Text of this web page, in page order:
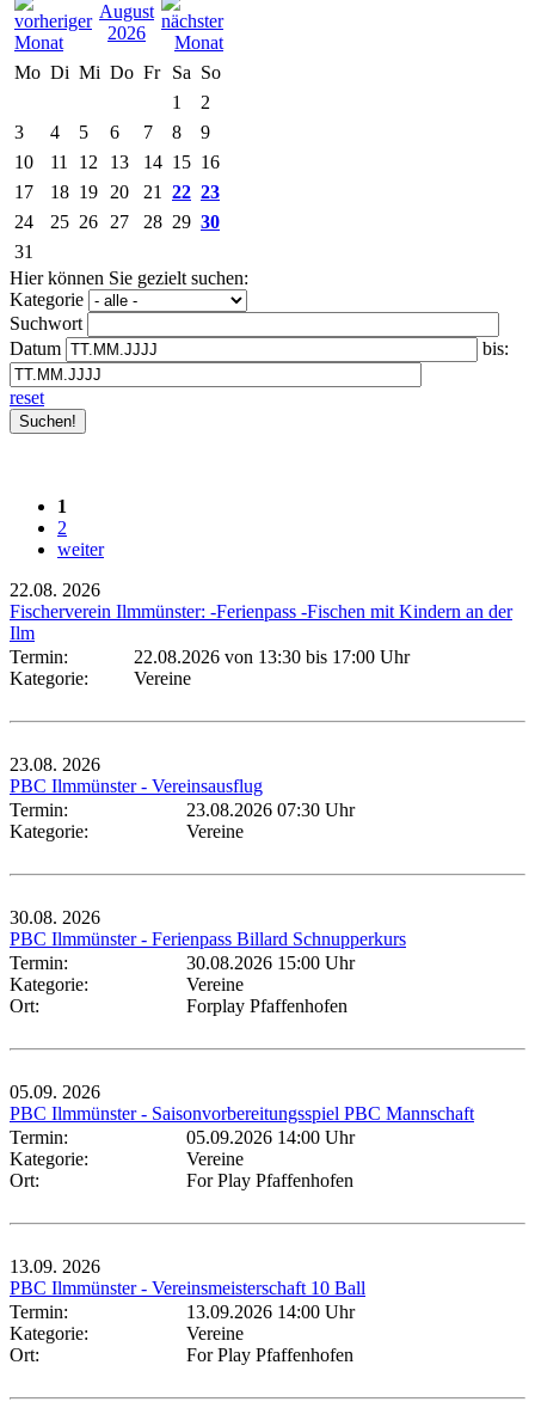
August
2026
Mo Di Mi Do Fr Sa So
1
2
3
4 5 6 7 8
9
10
11 12 13 14 15 16
17
18 19 20 21 22 23
24
25 26 27 28 29 30
31
Hier können Sie gezielt suchen:
Kategorie
Suchwort
Datum
bis:
reset
1
2
weiter
22.08. 2026
Fischerverein Ilmmünster: -Ferienpass -Fischen mit Kindern an der
Ilm
Termin:
22.08.2026 von 13:30 bis 17:00 Uhr
Kategorie:
Vereine
23.08. 2026
PBC Ilmmünster - Vereinsausflug
Termin:
23.08.2026 07:30 Uhr
Kategorie:
Vereine
30.08. 2026
PBC Ilmmünster - Ferienpass Billard Schnupperkurs
Termin:
30.08.2026 15:00 Uhr
Kategorie:
Vereine
Ort:
Forplay Pfaffenhofen
05.09. 2026
PBC Ilmmünster - Saisonvorbereitungsspiel PBC Mannschaft
Termin:
05.09.2026 14:00 Uhr
Kategorie:
Vereine
Ort:
For Play Pfaffenhofen
13.09. 2026
PBC Ilmmünster - Vereinsmeisterschaft 10 Ball
Termin:
13.09.2026 14:00 Uhr
Kategorie:
Vereine
Ort:
For Play Pfaffenhofen